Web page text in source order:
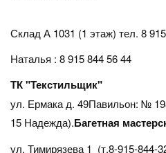
Склад А 1031 (1 этаж) тел. 8
Наталья : 8 915 844 56 44
ТК "Текстильщик"
ул. Ермака д. 49Павильон: №
15 Надежда).Багетная
ул. Тимирязева 1 (т.8-915-844-